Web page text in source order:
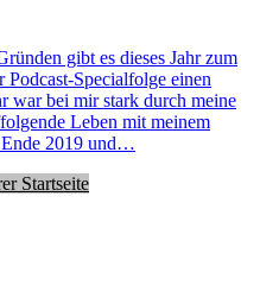
gibt es dieses Jahr zum
Podcast-Specialfolge einen
war bei mir stark durch meine
Leben mit meinem
Ende 2019 und…
Startseite